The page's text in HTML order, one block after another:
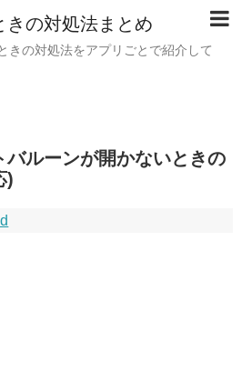
きの対処法まとめ
きの対処法をアプリごとで紹介して
バルーンが開かないときの
)